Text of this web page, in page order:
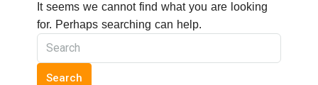
It seems we cannot find what you are looking
for. Perhaps searching can help.
Search